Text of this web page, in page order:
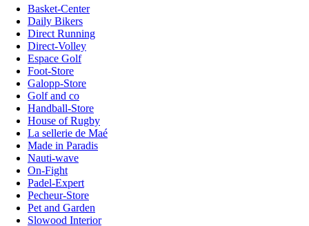
Basket-Center
Daily Bikers
Direct Running
Direct-Volley
Espace Golf
Foot-Store
Galopp-Store
Golf and co
Handball-Store
House of Rugby
La sellerie de Maé
Made in Paradis
Nauti-wave
On-Fight
Padel-Expert
Pecheur-Store
Pet and Garden
Slowood Interior